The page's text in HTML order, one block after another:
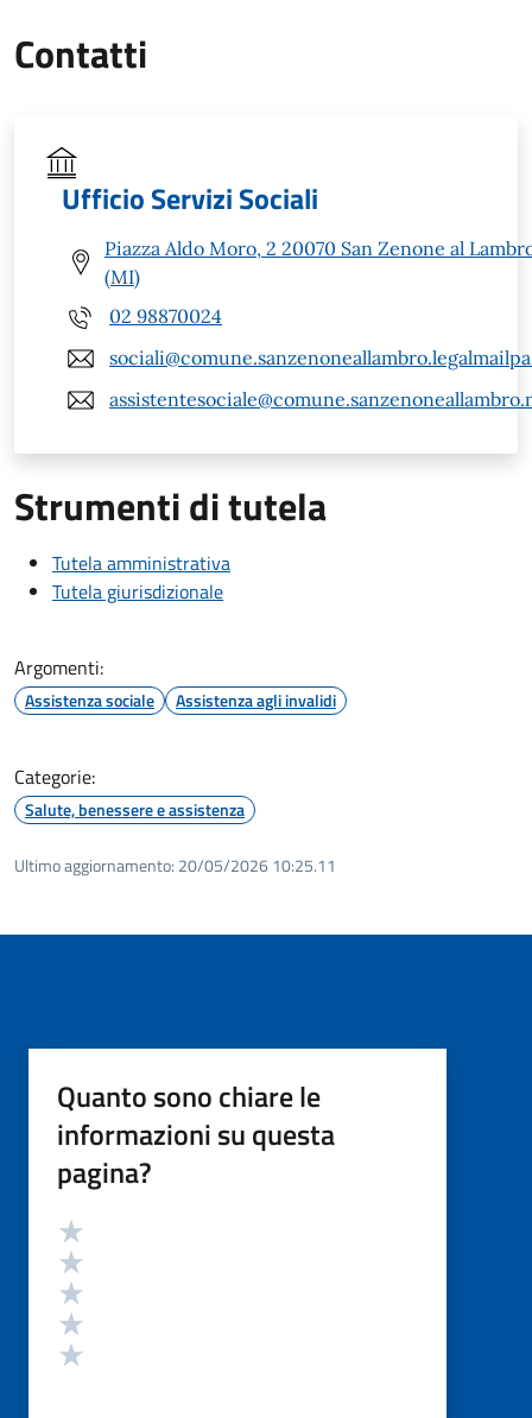
Contatti
Ufficio Servizi Sociali
Piazza Aldo Moro, 2 20070 San Zenone al
(MI)
02 98870024
Strumenti di tutela
Tutela amministrativa
Tutela giurisdizionale
Argomenti:
Assistenza sociale Assistenza agli invalidi
Categorie:
Salute, benessere e assistenza
Ultimo aggiornamento: 20/05/2026 10:25.11
Quanto sono chiare le
informazioni su questa
pagina?
Valutazione